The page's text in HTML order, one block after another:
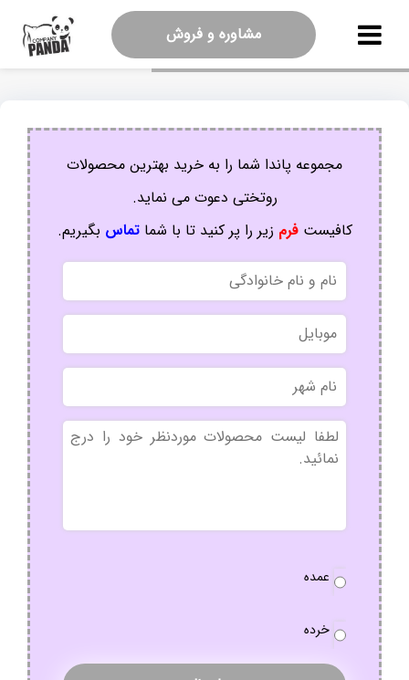
مشاوره و فروش
مجموعه پاندا شما را به خرید بهترین محصولات
روتختی دعوت می نماید.
کافیستفرم زیر را پر کنید تا با شماتماس بگیریم.
نام
و
نام
خانوادگی
موبایل
نام
شهر
بدون
عنوان
سفارش
عمده
خرده